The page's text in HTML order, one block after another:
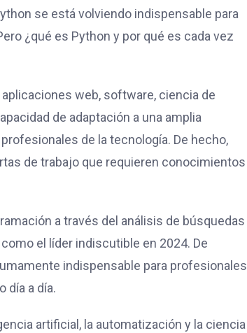
se está volviendo indispensable para
¿qué es Python y por qué es cada vez
web, software, ciencia de
de adaptación a una amplia
de la tecnología. De hecho,
de trabajo que requieren conocimientos
a través del análisis de búsquedas
el líder indiscutible en 2024. De
indispensable para profesionales
día a día.
artificial, la automatización y la ciencia